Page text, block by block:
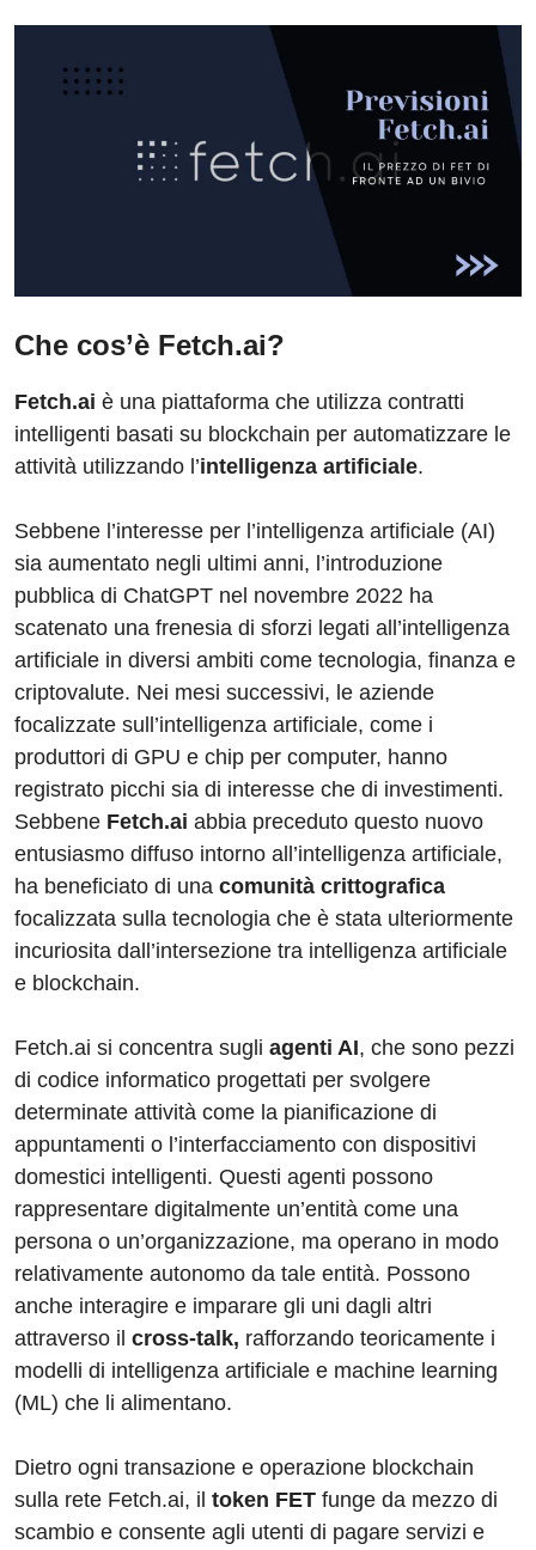
Che cos’è Fetch.ai?
Fetch.ai è una piattaforma che utilizza contratti
intelligenti basati su blockchain per automatizzare le
attività utilizzando l’intelligenza artificiale.
Sebbene l’interesse per l’intelligenza artificiale (AI)
sia aumentato negli ultimi anni, l’introduzione
pubblica di ChatGPT nel novembre 2022 ha
scatenato una frenesia di sforzi legati all’intelligenza
artificiale in diversi ambiti come tecnologia, finanza e
criptovalute. Nei mesi successivi, le aziende
focalizzate sull’intelligenza artificiale, come i
produttori di GPU e chip per computer, hanno
registrato picchi sia di interesse che di investimenti.
Sebbene Fetch.ai abbia preceduto questo nuovo
entusiasmo diffuso intorno all’intelligenza artificiale,
ha beneficiato di una comunità crittografica
focalizzata sulla tecnologia che è stata ulteriormente
incuriosita dall’intersezione tra intelligenza artificiale
e blockchain.
Fetch.ai si concentra sugli agenti AI, che sono pezzi
di codice informatico progettati per svolgere
determinate attività come la pianificazione di
appuntamenti o l’interfacciamento con dispositivi
domestici intelligenti. Questi agenti possono
rappresentare digitalmente un’entità come una
persona o un’organizzazione, ma operano in modo
relativamente autonomo da tale entità. Possono
anche interagire e imparare gli uni dagli altri
attraverso il cross-talk, rafforzando teoricamente i
modelli di intelligenza artificiale e machine learning
(ML) che li alimentano.
Dietro ogni transazione e operazione blockchain
sulla rete Fetch.ai, il token FET funge da mezzo di
scambio e consente agli utenti di pagare servizi e